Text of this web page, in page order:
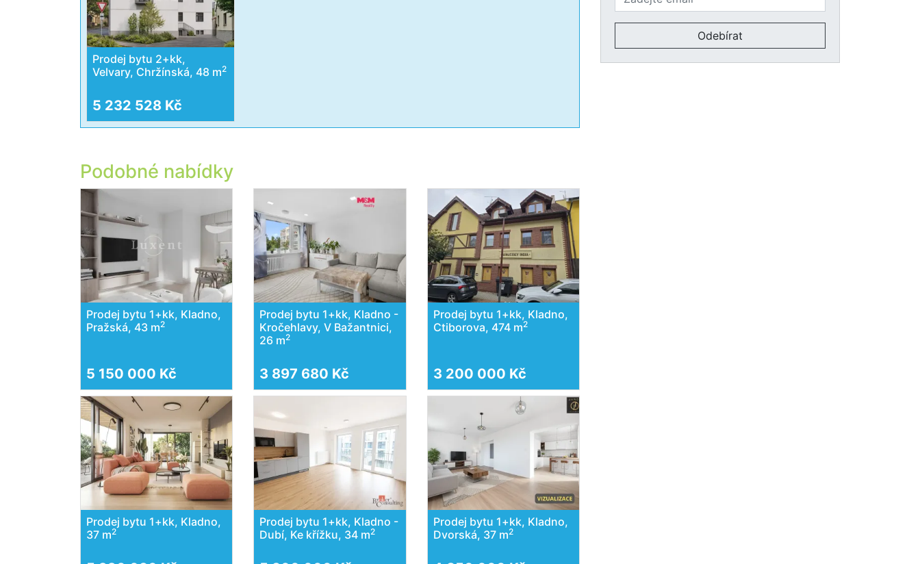
Odebírat
Prodej bytu 2+kk,
Velvary, Chržínská, 48 m2
5 232 528 Kč
Podobné nabídky
Prodej bytu 1+kk, Kladno,
Pražská, 43 m2
5 150 000 Kč
Prodej bytu 1+kk, Kladno -
Kročehlavy, V Bažantnici,
26 m2
3 897 680 Kč
Prodej bytu 1+kk, Kladno,
Ctiborova, 474 m2
3 200 000 Kč
Prodej bytu 1+kk, Kladno,
37 m2
Prodej bytu 1+kk, Kladno -
Dubí, Ke křížku, 34 m2
Prodej bytu 1+kk, Kladno,
Dvorská, 37 m2